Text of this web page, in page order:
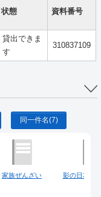
状態 資料番号
貸出できま
す
310837109
同一件名(7)
家族ぜんざい 影の日本史